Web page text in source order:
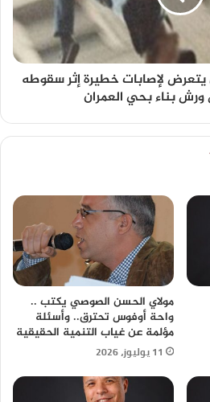
لإصابات خطيرة إثر سقوطه
بناء بحي العمران
مولاي الحسن الصوصي يكتب ..
واحة أوفوس تحترق.. وأسئلة
مؤلمة عن غياب التنمية الحقيقية
11 يوليوز، 2026